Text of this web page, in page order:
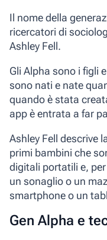
Il nome della
ricercatori di
Ashley Fell.
Gli Alpha sono i figli
sono nati e nate
quando è stata
appè entrata a far
Ashley Fell descrive
primi bambini che
digitali portatili e,
un sonaglio o un
smartphone o un
Gen Alpha e